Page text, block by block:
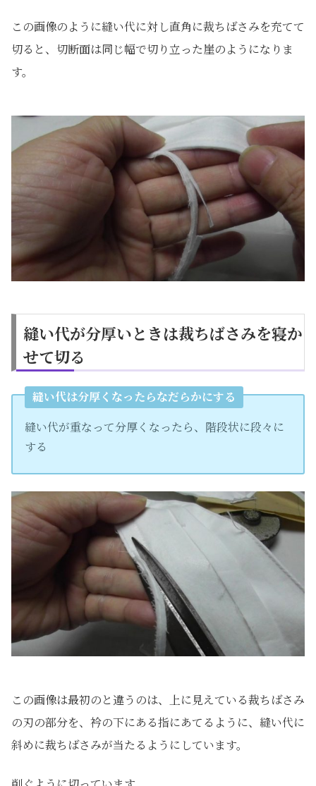
この画像のように縫い代に対し直角に裁ちばさみを充てて
切ると、切断面は同じ幅で切り立った崖のようになりま
す。
縫い代が分厚いときは裁ちばさみを寝か
せて切る
縫い代は分厚くなったらなだらかにする
縫い代が重なって分厚くなったら、階段状に段々に
する
この画像は最初のと違うのは、上に見えている裁ちばさみ
の刃の部分を、衿の下にある指にあてるように、縫い代に
斜めに裁ちばさみが当たるようにしています。